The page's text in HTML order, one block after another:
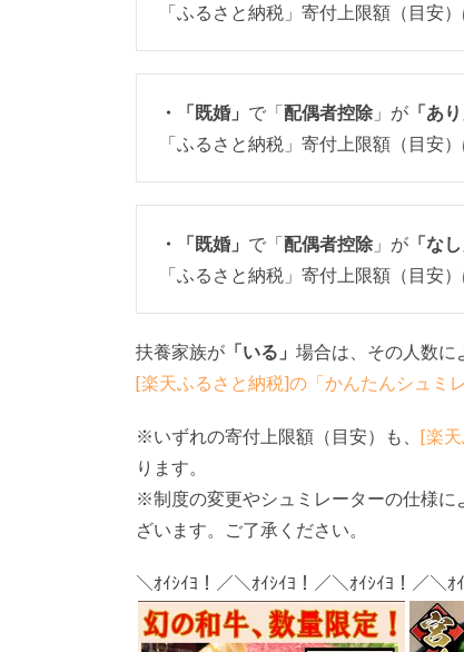
「ふるさと納税」寄付上限額（目安
・「既婚」 で「配偶者控除 」が 「あり
「ふるさと納税」寄付上限額（目安
・「既婚」 で「配偶者控除 」が 「なし
「ふるさと納税」寄付上限額（目安
扶養家族が 「いる」 場合は、その人数に
[楽天ふるさと納税]の「かんたんシュミレ
※いずれの寄付上限額（目安）も、 [楽
ります。
※制度の変更やシュミレーターの仕様に
ざいます。ご了承ください。
＼ｵｲｼｲﾖ！／＼ｵｲｼｲﾖ！／＼ｵｲｼｲﾖ！／＼